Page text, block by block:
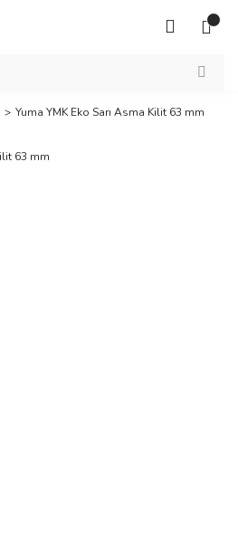
Yuma YMK Eko Sarı Asma Kilit 63 mm